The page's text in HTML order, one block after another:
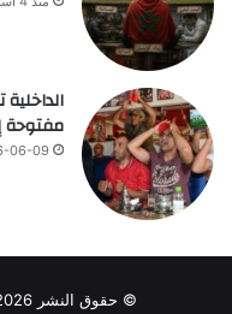
مفتوحة
06-09
© حقوق النشر 2026، جميع الحقوق محفوظة |